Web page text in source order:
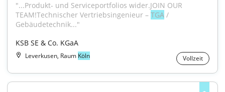
"...Produkt- und Serviceportfolios wider.JOIN OUR
TEAM!Technischer Vertriebsingenieur – TGA /
Gebäudetechnik..."
KSB SE & Co. KGaA
Leverkusen, Raum Köln Vollzeit